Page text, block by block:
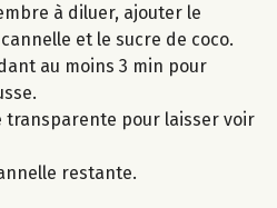
à diluer, ajouter le
et le sucre de coco.
au moins 3 min pour
transparente pour laisser voir
restante.